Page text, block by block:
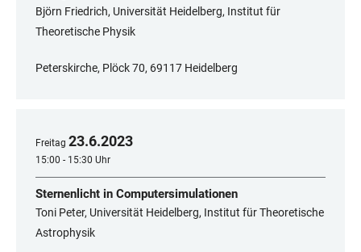
Björn Friedrich, Universität Heidelberg, Institut für
Theoretische Physik
Peterskirche, Plöck 70, 69117 Heidelberg
Freitag 23.6.2023
15:00 - 15:30 Uhr
Sternenlicht in Computersimulationen
Toni Peter, Universität Heidelberg, Institut für Theoretische
Astrophysik